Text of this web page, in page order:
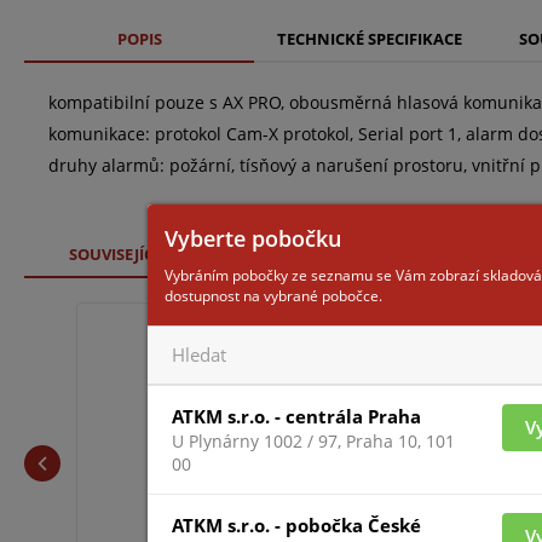
POPIS TECHNICKÉ SPECIFIKACE
kompatibilní pouze s AX PRO, obousměrná hlasová
komunikace: protokol Cam-X protokol, Serial port 1, alarm
druhy alarmů: požární, tísňový a narušení prostoru, vnitřní
SOUVISEJÍCÍ ZBOŽÍ
BAT-3V0-CR123A
Vyberte pobočku
Vybráním pobočky ze seznamu se Vám zobrazí skladová
dostupnost na vybrané pobočce.
ATKM s.r.o. - centrála Praha
U Plynárny 1002 / 97, Praha 10, 101
00
ATKM s.r.o. - pobočka České